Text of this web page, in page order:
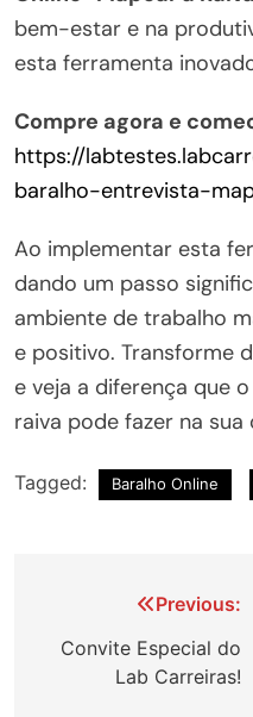
bem-estar e na
esta ferramenta
Compre agora e
https://
baralho-entrevista-
Ao implementar esta
dando um passo
ambiente de trabalho
e positivo. Transforme
e veja a diferença que
raiva pode fazer na sua
Tagged: Baralho Online
Navegação
de
Previous:
Convite Especial do
Lab Carreiras!